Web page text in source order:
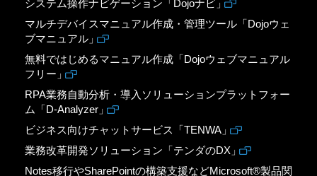
システム操作ナビゲーション「Dojoナビ」
マルチデバイスマニュアル作成・管理ツール「Dojoウェ
ブマニュアル」
無料ではじめるマニュアル作成「Dojoウェブマニュアル
フリー」
RPA業務自動分析・導入ソリューションプラットフォー
ム「D-Analyzer」
ビジネス向けチャットサービス「TENWA」
業務改革開発ソリューション「テンダのDX」
Notes移行やSharePointの構築支援などMicrosoft®製品関